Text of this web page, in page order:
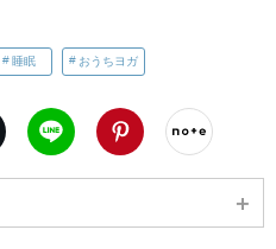
睡眠 おうちヨガ
X（旧twitter）
LINE Pinterest